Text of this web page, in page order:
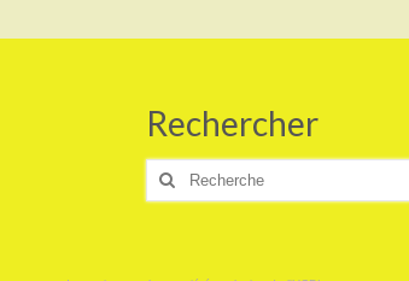
Rechercher
Rechercher